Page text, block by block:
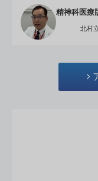
精神科医療
北村